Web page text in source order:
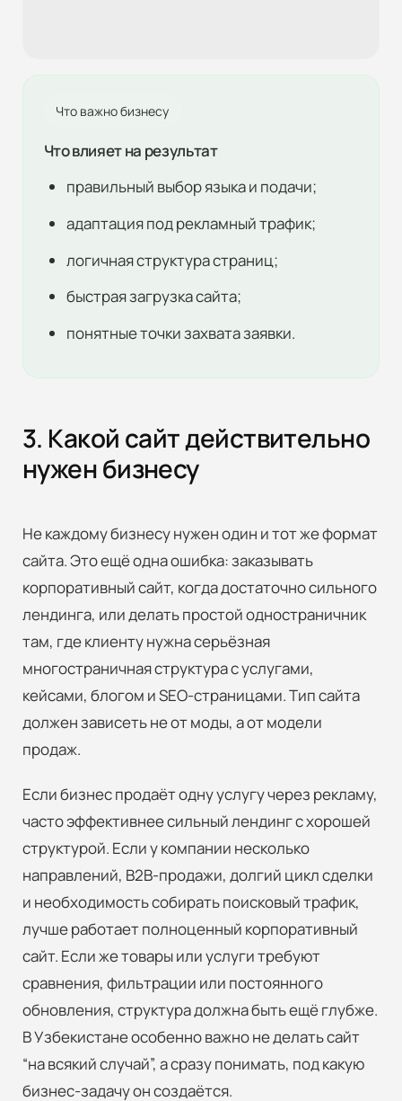
Что важно бизнесу
Что влияет на результат
правильный выбор языка и подачи;
адаптация под рекламный трафик;
логичная структура страниц;
быстрая загрузка сайта;
понятные точки захвата заявки.
3. Какой сайт действительно
нужен бизнесу
Не каждому бизнесу нужен один и тот же формат
сайта. Это ещё одна ошибка: заказывать
корпоративный сайт, когда достаточно сильного
лендинга, или делать простой одностраничник
там, где клиенту нужна серьёзная
многостраничная структура с услугами,
кейсами, блогом и SEO-страницами. Тип сайта
должен зависеть не от моды, а от модели
продаж.
Если бизнес продаёт одну услугу через рекламу,
часто эффективнее сильный лендинг с хорошей
структурой. Если у компании несколько
направлений, B2B-продажи, долгий цикл сделки
и необходимость собирать поисковый трафик,
лучше работает полноценный корпоративный
сайт. Если же товары или услуги требуют
сравнения, фильтрации или постоянного
обновления, структура должна быть ещё глубже.
В Узбекистане особенно важно не делать сайт
“на всякий случай”, а сразу понимать, под какую
бизнес-задачу он создаётся.
Бесплатный аудит
Обсудим ваш проект?
Ваше имя*
Номер телефона*